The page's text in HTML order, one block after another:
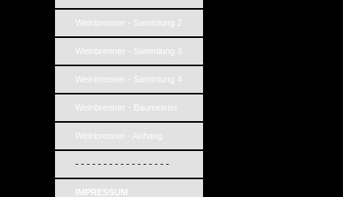
Weinbrenner - Sammlung 2
Weinbrenner - Sammlung 3
Weinbrenner - Sammlung 4
Weinbrenner - Baumeister
Weinbrenner - Anhang
- - - - - - - - - - - - - - - - -
IMPRESSUM